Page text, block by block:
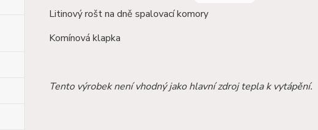
Litinový rošt na dně spalovací komory
Komínová klapka
Tento výrobek není vhodný jako hlavní zdroj tepla k vytápění.